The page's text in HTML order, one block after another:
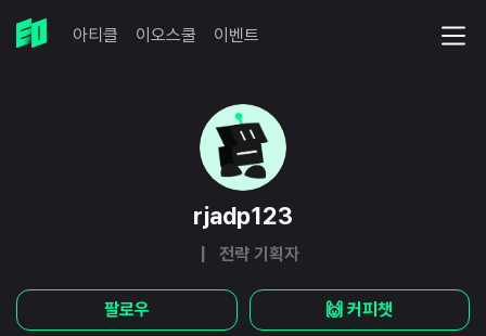
아티클 이오스쿨 이벤트
rjadp123
| 전략 기획자
팔로우 🙌 커피챗